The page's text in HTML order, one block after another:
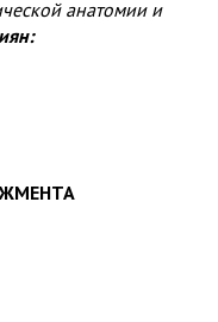
анатомии и